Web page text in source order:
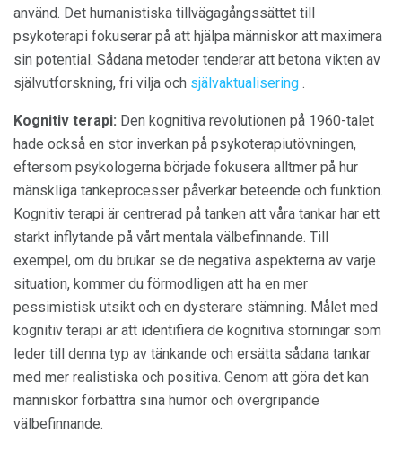
använd. Det humanistiska tillvägagångssättet till
psykoterapi fokuserar på att hjälpa människor att maximera
sin potential. Sådana metoder tenderar att betona vikten av
självutforskning, fri vilja och självaktualisering .
Kognitiv terapi: Den kognitiva revolutionen på 1960-talet
hade också en stor inverkan på psykoterapiutövningen,
eftersom psykologerna började fokusera alltmer på hur
mänskliga tankeprocesser påverkar beteende och funktion.
Kognitiv terapi är centrerad på tanken att våra tankar har ett
starkt inflytande på vårt mentala välbefinnande. Till
exempel, om du brukar se de negativa aspekterna av varje
situation, kommer du förmodligen att ha en mer
pessimistisk utsikt och en dysterare stämning. Målet med
kognitiv terapi är att identifiera de kognitiva störningar som
leder till denna typ av tänkande och ersätta sådana tankar
med mer realistiska och positiva. Genom att göra det kan
människor förbättra sina humör och övergripande
välbefinnande.